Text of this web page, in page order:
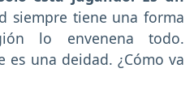
siempre tiene una forma
lo envenena todo.
es una deidad. ¿Cómo va